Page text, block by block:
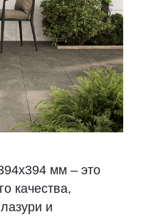
мм – это
качества,
и